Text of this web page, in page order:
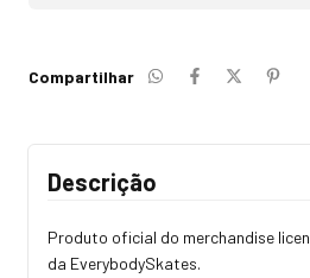
Compartilhar
Descrição
Produto oficial do merchandise
da EverybodySkates.